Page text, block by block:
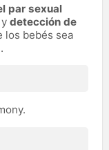
par sexual
detección de
los bebés sea